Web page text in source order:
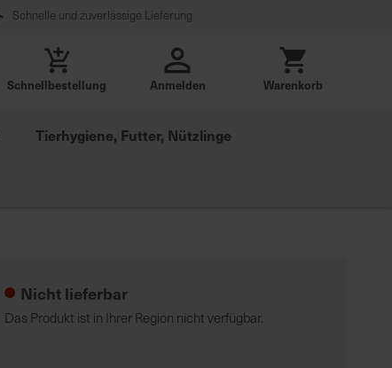
Schnelle und zuverlässige Lieferung
Schnellbestellung Anmelden Warenkorb
Tierhygiene, Futter, Nützlinge
Nicht lieferbar
Das Produkt ist in Ihrer Region nicht verfügbar.